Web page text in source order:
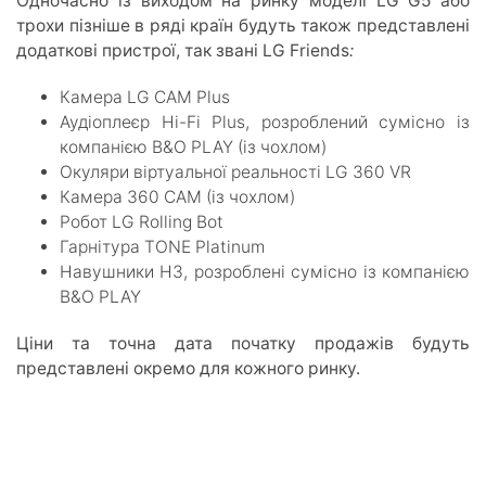
трохи пізніше в ряді країн будуть також представлені
додаткові пристрої, так звані LG Friends:
Камера LG CAM Plus
Аудіоплеєр Hi-Fi Plus, розроблений сумісно із
компанією B&O PLAY (із чохлом)
Окуляри віртуальної реальності LG 360 VR
Камера 360 CAM (із чохлом)
Робот LG Rolling Bot
Гарнітура TONE Platinum
Навушники H3, розроблені сумісно із компанією
B&O PLAY
Ціни та точна дата початку продажів будуть
представлені окремо для кожного ринку.